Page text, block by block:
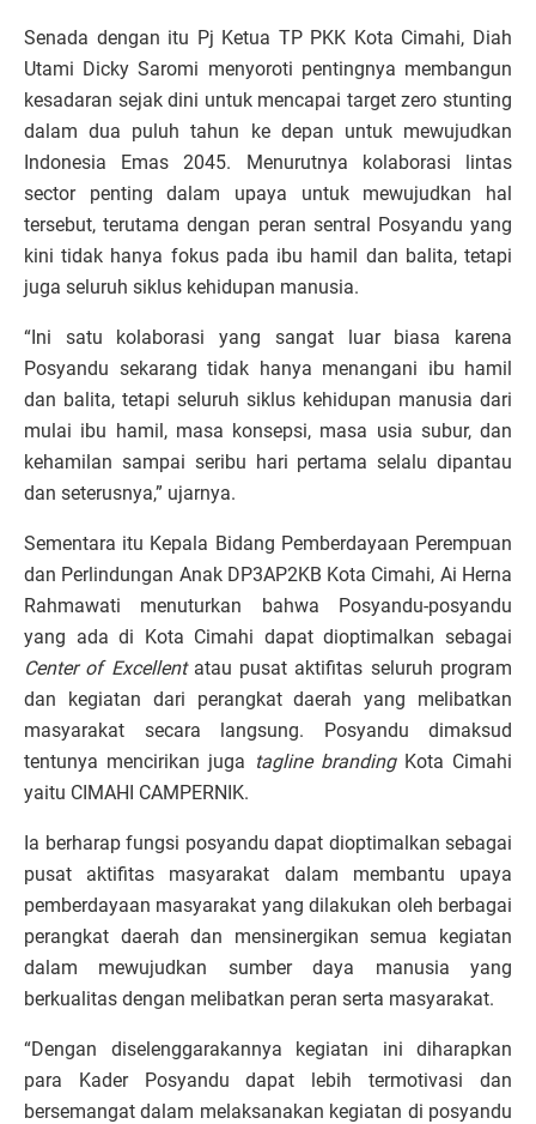
Senada dengan itu Pj Ketua TP PKK Kota Cimahi, Diah
Utami Dicky Saromi menyoroti pentingnya membangun
kesadaran sejak dini untuk mencapai target zero stunting
dalam dua puluh tahun ke depan untuk mewujudkan
Indonesia Emas 2045. Menurutnya kolaborasi lintas
sector penting dalam upaya untuk mewujudkan hal
tersebut, terutama dengan peran sentral Posyandu yang
kini tidak hanya fokus pada ibu hamil dan balita, tetapi
juga seluruh siklus kehidupan manusia.
“Ini satu kolaborasi yang sangat luar biasa karena
Posyandu sekarang tidak hanya menangani ibu hamil
dan balita, tetapi seluruh siklus kehidupan manusia dari
mulai ibu hamil, masa konsepsi, masa usia subur, dan
kehamilan sampai seribu hari pertama selalu dipantau
dan seterusnya,” ujarnya.
Sementara itu Kepala Bidang Pemberdayaan Perempuan
dan Perlindungan Anak DP3AP2KB Kota Cimahi, Ai Herna
Rahmawati menuturkan bahwa Posyandu-posyandu
yang ada di Kota Cimahi dapat dioptimalkan sebagai
Center of Excellent atau pusat aktifitas seluruh program
dan kegiatan dari perangkat daerah yang melibatkan
masyarakat secara langsung. Posyandu dimaksud
tentunya mencirikan juga tagline brandingKota Cimahi
yaitu CIMAHI CAMPERNIK.
Ia berharap fungsi posyandu dapat dioptimalkan sebagai
pusat aktifitas masyarakat dalam membantu upaya
pemberdayaan masyarakat yang dilakukan oleh berbagai
perangkat daerah dan mensinergikan semua kegiatan
dalam mewujudkan sumber daya manusia yang
berkualitas dengan melibatkan peran serta masyarakat.
“Dengan diselenggarakannya kegiatan ini diharapkan
para Kader Posyandu dapat lebih termotivasi dan
bersemangat dalam melaksanakan kegiatan di posyandu